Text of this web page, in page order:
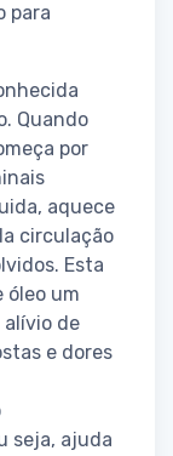
para
Quando
por
aquece
circulação
Esta
óleo um
de
e dores
seja, ajuda